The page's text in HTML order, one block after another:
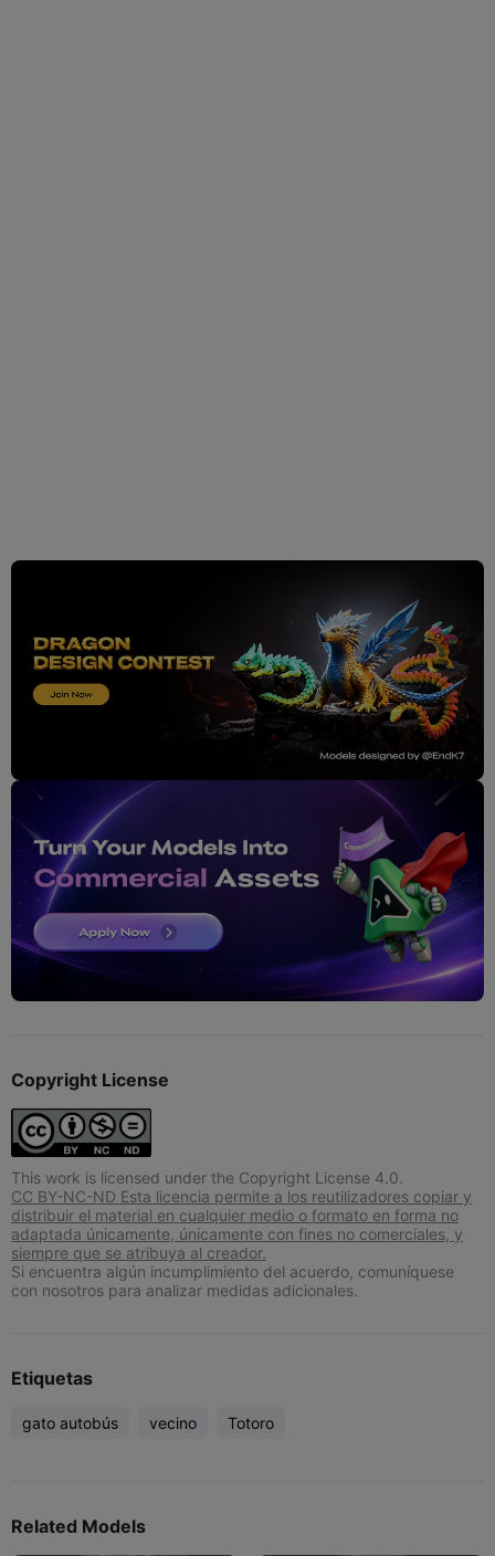
Copyright License
This work is licensed under the Copyright License 4.0.
CC BY-NC-ND Esta licencia permite a los reutilizadores copiar y
distribuir el material en cualquier medio o formato en forma no
adaptada únicamente, únicamente con fines no comerciales, y
siempre que se atribuya al creador.
Si encuentra algún incumplimiento del acuerdo, comuníquese
con nosotros para analizar medidas adicionales.
Etiquetas
gato autobús vecino Totoro
Related Models